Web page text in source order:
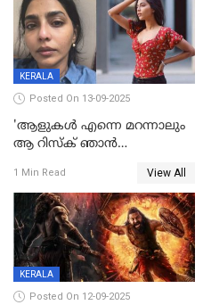
KERALA
Posted On 13-09-2025
'ആളുകള്‍ എന്നെ മറന്നാലും
ആ റിസ്ക് ഞാൻ
മനസിലായി, കടുത്ത
തീരുമാനവുമായി ഐശ്വര്യ
ലക്ഷ്മി
1 Min Read View All
KERALA
Posted On 12-09-2025